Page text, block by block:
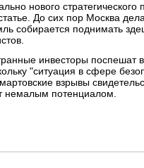
нового
До сих пор Москва
собирается поднимать
инвесторы поспешат
"ситуация в сфере
взрывы
немалым потенциалом.